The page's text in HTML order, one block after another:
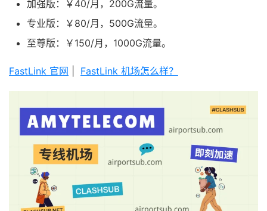
加强版：￥40/月，200G流量。
专业版：￥80/月，500G流量。
至尊版：￥150/月，1000G流量。
FastLink 官网 FastLink 机场怎么样？